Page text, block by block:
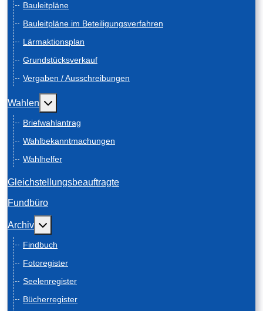
Bauleitpläne
Bauleitpläne im Beteiligungsverfahren
Lärmaktionsplan
Grundstücksverkauf
Vergaben / Ausschreibungen
Wahlen Weitere Informationen: Wahlen
Briefwahlantrag
Wahlbekanntmachungen
Wahlhelfer
Gleichstellungsbeauftragte
Fundbüro
Archiv Weitere Informationen: Archiv
Findbuch
Fotoregister
Seelenregister
Bücherregister